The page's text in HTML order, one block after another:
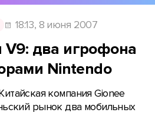
18:13, 8 июня 2007
V9: два игрофона
Nintendo
компания Gionee
рынок два мобильных